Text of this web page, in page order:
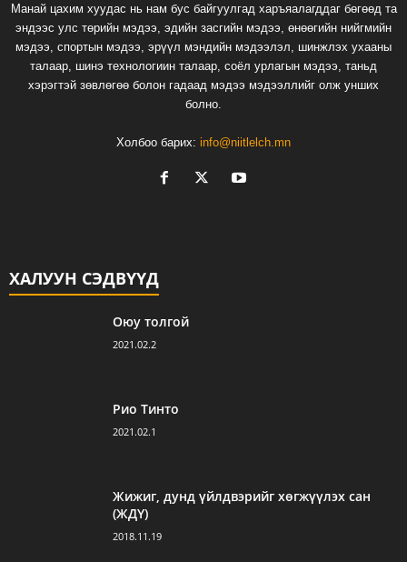
Манай цахим хуудас нь нам бус байгуулгад харъяалагддаг бөгөөд та
эндээс улс төрийн мэдээ, эдийн засгийн мэдээ, өнөөгийн нийгмийн
мэдээ, спортын мэдээ, эрүүл мэндийн мэдээлэл, шинжлэх ухааны
талаар, шинэ технологиин талаар, соёл урлагын мэдээ, таньд
хэрэгтэй зөвлөгөө болон гадаад мэдээ мэдээллийг олж унших
болно.
Холбоо барих: info@niitlelch.mn
ХАЛУУН СЭДВҮҮД
Оюу толгой
2021.02.2
Рио Тинто
2021.02.1
Жижиг, дунд үйлдвэрийг хөгжүүлэх сан
(ЖДҮ)
2018.11.19